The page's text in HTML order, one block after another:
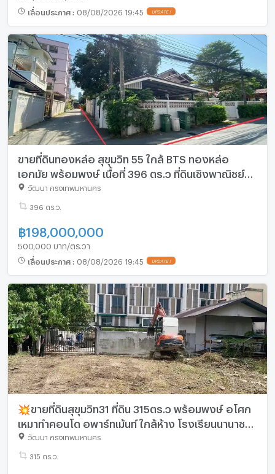
เลื่อนประกาศ : 08/08/2026 19:45 UPDATE !
ขายที่ดินทองหล่อ สุขุมวิท 55 ใกล้ BTS ทองหล่อ
เอกมัย พร้อมพงษ์ เนื้อที่ 396 ตร.ว ที่ดินเชิงพาณิชย์
เหมาะลงทุน 087-9074045
วัฒนา กรุงเทพมหานคร
396 ตร.ว.
฿198,000,000
500,000 บาท/ตร.วา
เลื่อนประกาศ : 08/08/2026 19:45 UPDATE !
💥ขายที่ดินสุขุมวิท31 ที่ดิน 315ตร.ว พร้อมพงษ์ อโศก
เหมาทำคอนโด อพาร์ทเม้นท์ ใกล้ห้าง โรงเรียนนานาชาติ
วัฒนา กรุงเทพมหานคร
315 ตร.ว.